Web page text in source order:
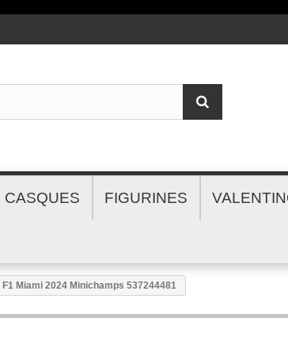
CASQUES FIGURINES
Miami 2024 Minichamps 537244481